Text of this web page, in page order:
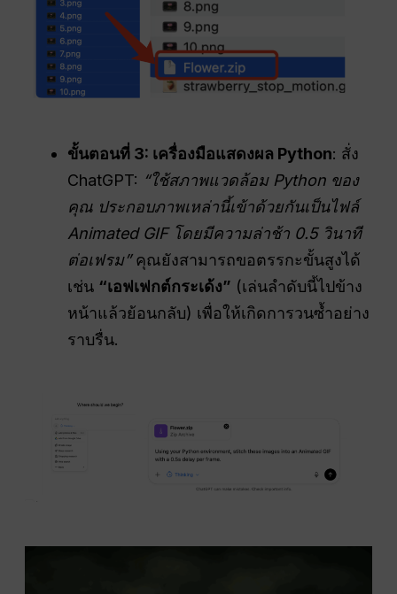
ขั้นตอนที่ 3: เครื่องมือแสดงผล Python: สั่ง
ChatGPT: “ใช้สภาพแวดล้อม Python ของ
คุณ ประกอบภาพเหล่านี้เข้าด้วยกันเป็นไฟล์
Animated GIF โดยมีความล่าช้า 0.5 วินาที
ต่อเฟรม”คุณยังสามารถขอตรรกะขั้นสูงได้
เช่น “เอฟเฟกต์กระเด้ง” (เล่นลำดับนี้ไปข้าง
หน้าแล้วย้อนกลับ) เพื่อให้เกิดการวนซ้ำอย่าง
ราบรื่น.